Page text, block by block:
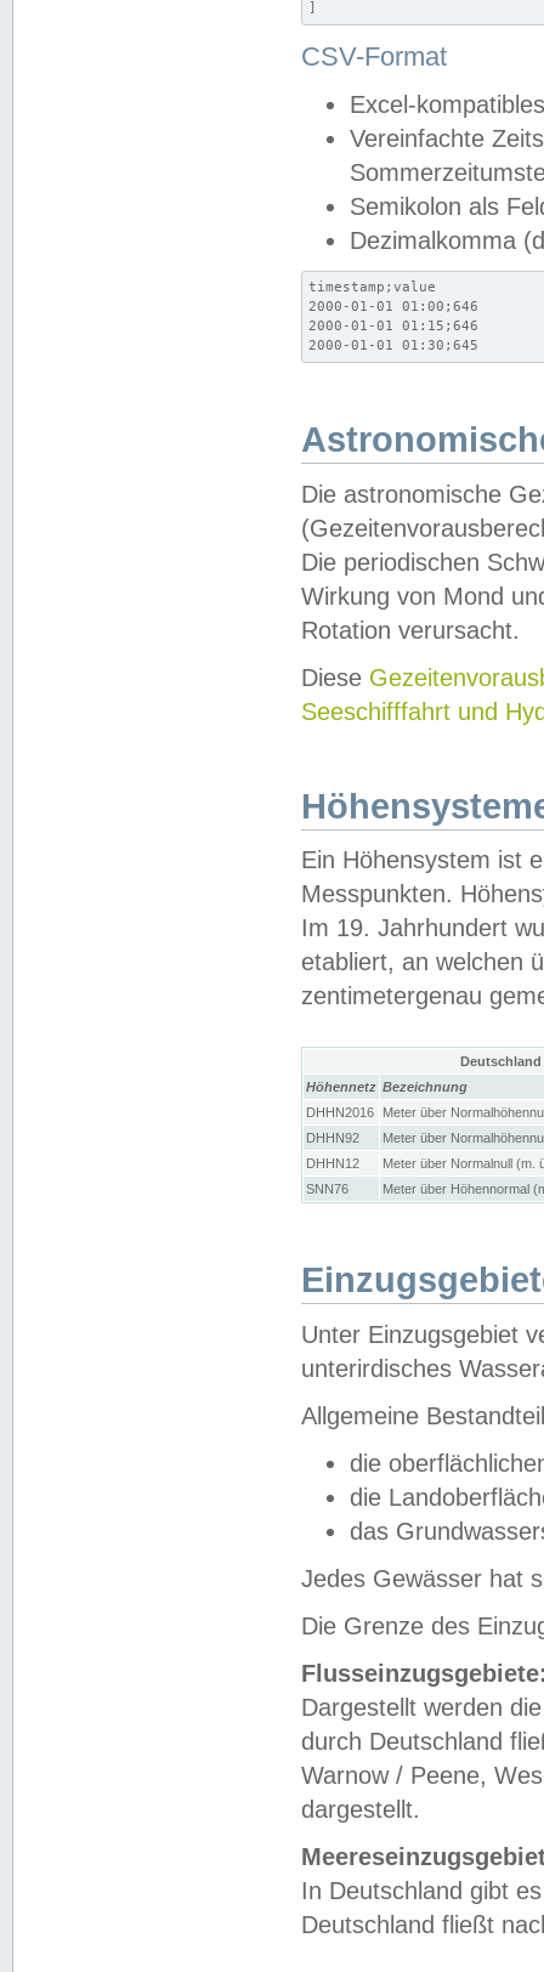
]
CSV-Format
Excel-
Vereinfachte
Semikolon als
Dezimalkomma
timestamp;value
2000-01-01 01:00;646
2000-01-01 01:15;646
2000-01-01 01:30;645
Die astronomische
Die periodischen
Wirkung von Mond
Rotation verursacht.
Diese
Seeschifffahrt und
Ein Höhensystem ist
Messpunkten.
Im 19. Jahrhundert
etabliert, an welchen
zentimetergenau
Höhennetz Bezeichnung
DHHN2016
Meter über
DHHN92
Meter über
DHHN12
Meter über Normalnull (m.
SNN76
Meter über Höhennormal
Unter Einzugsgebiet
unterirdisches
Allgemeine
die
die
das
Jedes Gewässer hat
Die Grenze des
Dargestellt werden
durch Deutschland
Warnow / Peene,
dargestellt.
In Deutschland gibt
Deutschland fließt